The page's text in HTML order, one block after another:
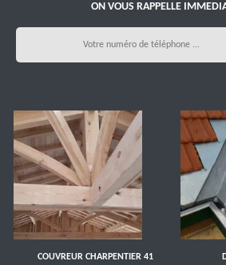
ON VOUS RAPPELLE
COUVREUR CHARPENTIER 41